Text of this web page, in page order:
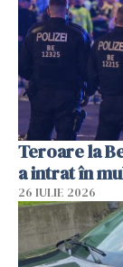
Teroare la
a intrat în
26 IULIE 2026